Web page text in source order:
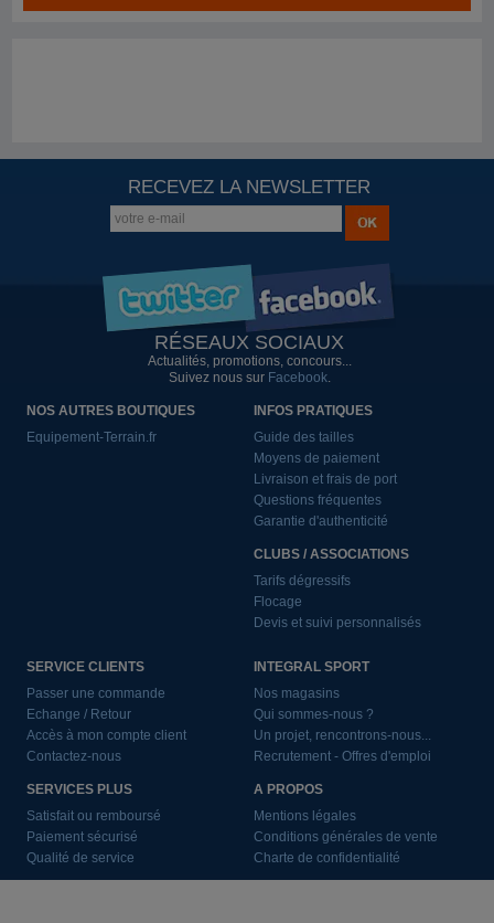
RECEVEZ LA NEWSLETTER
RÉSEAUX SOCIAUX
Actualités, promotions, concours...
Suivez nous sur Facebook.
NOS AUTRES BOUTIQUES
Equipement-Terrain.fr
INFOS PRATIQUES
Guide des tailles
Moyens de paiement
Livraison et frais de port
Questions fréquentes
Garantie d'authenticité
CLUBS / ASSOCIATIONS
Tarifs dégressifs
Flocage
Devis et suivi personnalisés
SERVICE CLIENTS
Passer une commande
Echange / Retour
Accès à mon compte client
Contactez-nous
SERVICES PLUS
Satisfait ou remboursé
Paiement sécurisé
Qualité de service
INTEGRAL SPORT
Nos magasins
Qui sommes-nous ?
Un projet, rencontrons-nous...
Recrutement - Offres d'emploi
A PROPOS
Mentions légales
Conditions générales de vente
Charte de confidentialité